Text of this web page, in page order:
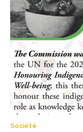
Société